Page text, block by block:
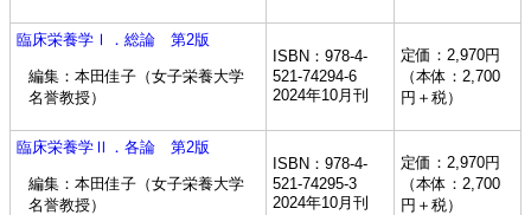
臨床栄養学Ⅰ．総論 第2版
編集：本田佳子（女子栄養大学
名誉教授）
ISBN：978-4-
521-74294-6
2024年10月刊
定価：2,970円
（本体：2,700
円＋税）
臨床栄養学Ⅱ．各論 第2版
編集：本田佳子（女子栄養大学
名誉教授）
ISBN：978-4-
521-74295-3
2024年10月刊
定価：2,970円
（本体：2,700
円＋税）